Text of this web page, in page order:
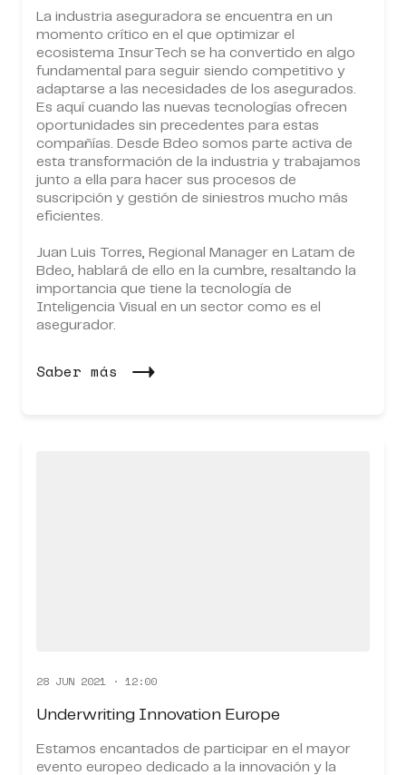
La industria aseguradora se encuentra en un
momento crítico en el que optimizar el
ecosistema InsurTech se ha convertido en algo
fundamental para seguir siendo competitivo y
adaptarse a las necesidades de los asegurados.
Es aquí cuando las nuevas tecnologías ofrecen
oportunidades sin precedentes para estas
compañías. Desde Bdeo somos parte activa de
esta transformación de la industria y trabajamos
junto a ella para hacer sus procesos de
suscripción y gestión de siniestros mucho más
eficientes.
Juan Luis Torres, Regional Manager en Latam de
Bdeo, hablará de ello en la cumbre, resaltando la
importancia que tiene la tecnología de
Inteligencia Visual en un sector como es el
asegurador.
Saber más
28 JUN 2021 · 12:00
Underwriting Innovation Europe
Estamos encantados de participar en el mayor
evento europeo dedicado a la innovación y la